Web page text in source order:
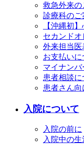
救急外来の
診療科のご
【沖縄初
セカンド
外来担当医
お支払いに
マイナン
患者相談に
患者さん
入院について
入院の前に
入院中の生